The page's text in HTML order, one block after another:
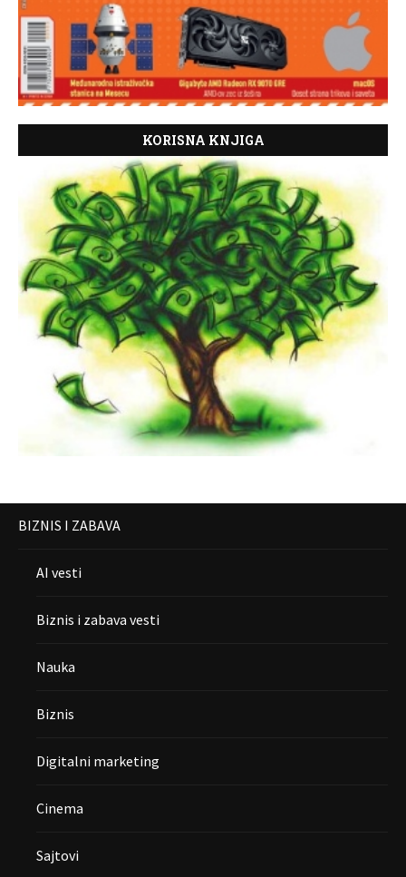
KORISNA KNJIGA
BIZNIS I ZABAVA
AI vesti
Biznis i zabava vesti
Nauka
Biznis
Digitalni marketing
Cinema
Sajtovi